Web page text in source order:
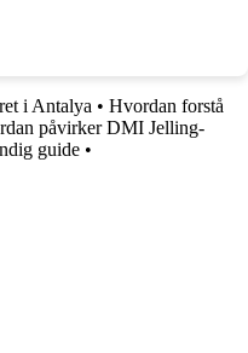
i Antalya • Hvordan forstå
påvirker DMI Jelling-
guide •